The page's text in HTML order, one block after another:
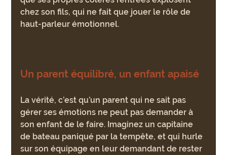
chez son fils, qui ne fait que jouer le rôle de
haut-parleur émotionnel.
Un parent équilibré, un enfant apaisé
La vérité, c’est qu’un parent qui ne sait pas
gérer ses émotions ne peut pas demander à
son enfant de le faire. Imaginez un capitaine
de bateau paniqué par la tempête, et qui hurle
sur son équipage en leur demandant de rester